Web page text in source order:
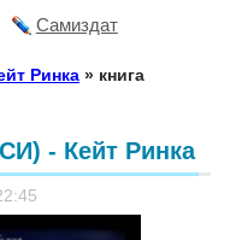
Самиздат
Ринка » книга
- Кейт Ринка